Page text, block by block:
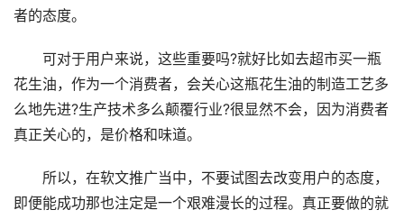
者的态度。
可对于用户来说，这些重要吗?就好比如去超市买一瓶
花生油，作为一个消费者，会关心这瓶花生油的制造工艺多
么地先进?生产技术多么颠覆行业?很显然不会，因为消费者
真正关心的，是价格和味道。
所以，在软文推广当中，不要试图去改变用户的态度，
即便能成功那也注定是一个艰难漫长的过程。真正要做的就